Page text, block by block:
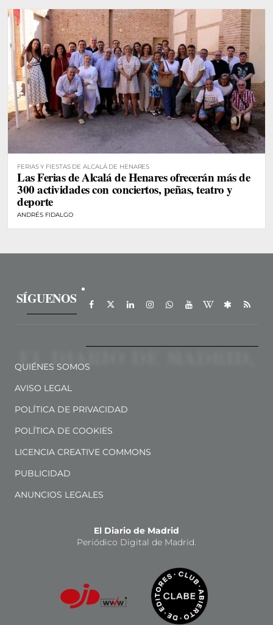
FERIAS Y FIESTAS DE ALCALÁ DE HENARES
Las Ferias de Alcalá de Henares ofrecerán más de
300 actividades con conciertos, peñas, teatro y
deporte
ANDRÉS FIDALGO
SÍGUENOS
QUIÉNES SOMOS
AVISO LEGAL
POLÍTICA DE PRIVACIDAD
POLÍTICA DE COOKIES
LICENCIA CREATIVE COMMONS
PUBLICIDAD
ANUNCIOS LEGALES
El Diario de Madrid
Periódico Digital de Madrid.